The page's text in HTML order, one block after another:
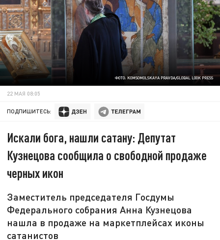
ФОТО: KOMSOMOLSKAYA PRAVDA/GLOBAL LOOK PRESS
22 МАЯ 08:05
ПОДПИШИТЕСЬ:
Искали бога, нашли сатану: Депутат
Кузнецова сообщила о свободной продаже
черных икон
Заместитель председателя Госдумы
Федерального собрания Анна Кузнецова
нашла в продаже на маркетплейсах иконы
сатанистов